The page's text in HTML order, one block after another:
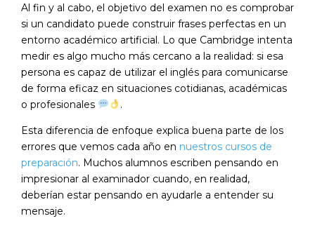
Al fin y al cabo, el objetivo del examen no es comprobar
si un candidato puede construir frases perfectas en un
entorno académico artificial. Lo que Cambridge intenta
medir es algo mucho más cercano a la realidad: si esa
persona es capaz de utilizar el inglés para comunicarse
de forma eficaz en situaciones cotidianas, académicas
o profesionales
.
Esta diferencia de enfoque explica buena parte de los
errores que vemos cada año en nuestros cursos de
preparación. Muchos alumnos escriben pensando en
impresionar al examinador cuando, en realidad,
deberían estar pensando en ayudarle a entender su
mensaje.